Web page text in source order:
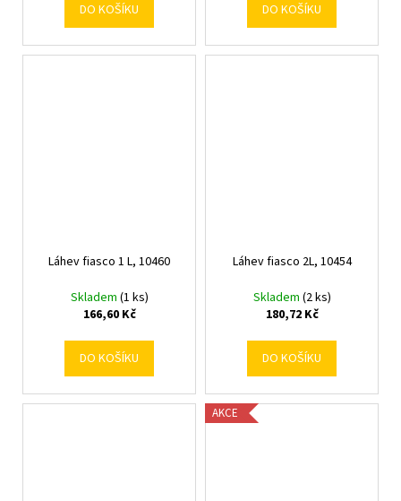
DO KOŠÍKU DO KOŠÍKU
Láhev fiasco 1 L, 10460
Skladem (1 ks)
166,60 Kč
DO KOŠÍKU
Láhev fiasco 2L, 10454
Skladem (2 ks)
180,72 Kč
DO KOŠÍKU
AKCE